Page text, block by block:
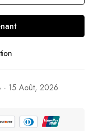
- 15 Août, 2026